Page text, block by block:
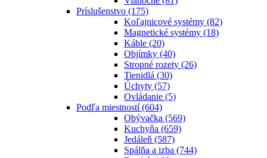
Príslušenstvo (175)
Koľajnicové systémy (82)
Magnetické systémy (18)
Káble (20)
Objímky (40)
Stropné rozety (26)
Tienidlá (30)
Úchyty (57)
Ovládanie (5)
Podľa miestností(604)
Obývačka (569)
Kuchyňa (659)
Jedáleň (587)
Spálňa a izba (744)